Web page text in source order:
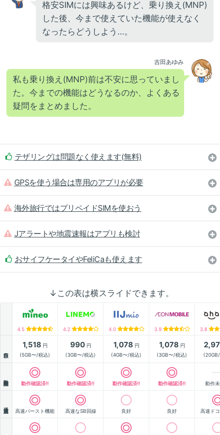
格安SIMには興味あるけど、乗り換え(MNP)
した後、今まで使えていた機能が使えなく
なったらどうしよう…。
吉田あゆみ
私も乗り換え(MNP)前は不安に思っていまし
た。今までの機能はどうなるのか、よくある
疑問をまとめました。
テザリングは問題なく使えます(無料)
GPSを使う場合は専用のアプリが必要
海外旅行ではプリペイドSIMを使おう
Jアラートや地震速報はアプリも検討
おサイフケータイやFeliCaも使えます
↓この表は横スライドできます。
4.5 4.2 4.0 3.9 3.8
1,518 円
(5GB〜/税込)
990円
(3GB〜/税込)
1,078 円
(4GB〜/税込)
1,078 円
(3GB〜/税込)
動作確認済!! 動作確認済!! 動作確認済!! 動作確認済!! 動作
高速バースト機能 高速なSB回線 良好 良好 高速ド